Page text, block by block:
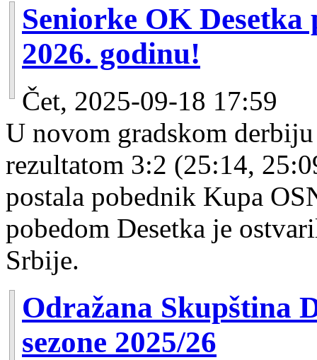
Seniorke OK Desetka
2026. godinu!
Čet, 2025-09-18 17:59
U novom gradskom
rezultatom 3:2 (25:14,
postala pobednik Kupa
pobedom Desetka je
Srbije.
Odražana Skupština
sezone 2025/26